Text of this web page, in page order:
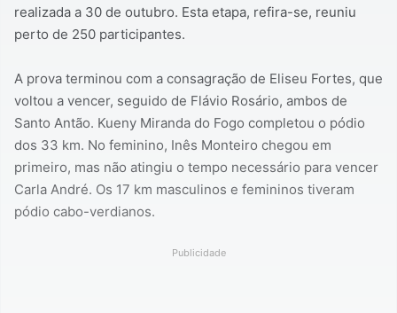
realizada a 30 de outubro. Esta etapa, refira-se, reuniu
perto de 250 participantes.
A prova terminou com a consagração de Eliseu Fortes, que
voltou a vencer, seguido de Flávio Rosário, ambos de
Santo Antão. Kueny Miranda do Fogo completou o pódio
dos 33 km. No feminino, Inês Monteiro chegou em
primeiro, mas não atingiu o tempo necessário para vencer
Carla André. Os 17 km masculinos e femininos tiveram
pódio cabo-verdianos.
Publicidade